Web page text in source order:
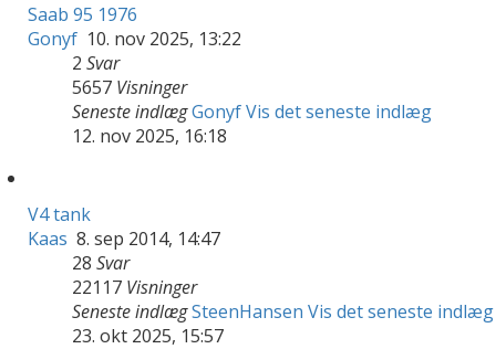
Saab 95 1976
Gonyf 10. nov 2025, 13:22
2 Svar
5657 Visninger
Seneste indlægGonyfVis det seneste indlæg
12. nov 2025, 16:18
V4 tank
Kaas 8. sep 2014, 14:47
28 Svar
22117 Visninger
Seneste indlægSteenHansen Vis det seneste indlæg
23. okt 2025, 15:57